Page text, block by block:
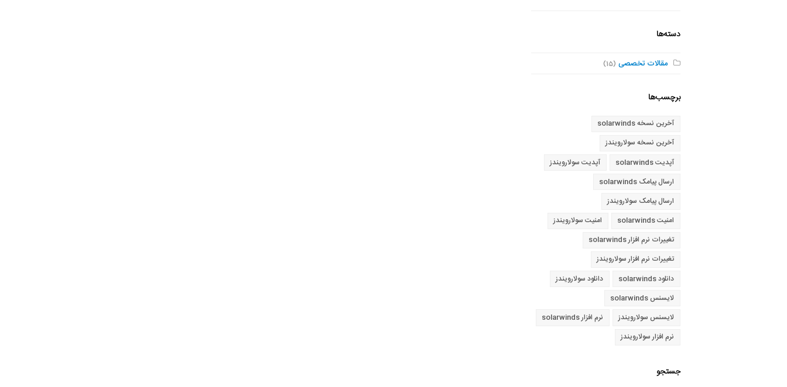
دسته‌ها
مقالات تخصصی (15)
برچسب‌ها
آخرین نسخه solarwinds
آخرین نسخه سولارویندز
آپدیت solarwinds
آپدیت سولارویندز
ارسال پیامک solarwinds
ارسال پیامک سولارویندز
امنیت solarwinds
امنیت سولارویندز
تغییرات نرم افزار solarwinds
تغییرات نرم افزار سولارویندز
دانلود solarwinds
دانلود سولارویندز
لایسنس solarwinds
لایسنس سولارویندز
نرم افزار solarwinds
نرم افزار سولارویندز
جستجو